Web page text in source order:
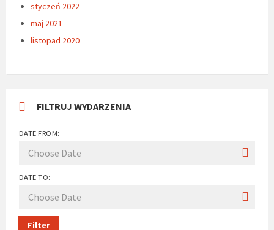
styczeń 2022
maj 2021
listopad 2020
FILTRUJ WYDARZENIA
DATE FROM:
DATE TO:
Filter